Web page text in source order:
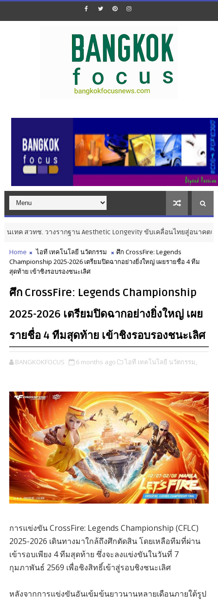
วทช. วางรากฐาน Aesthetic Longevity ขับเคลื่อนไทยสู่อนาคตเศรษฐกิจ
Home ไอที เทคโนโลยี นวัตกรรม
ศึก CrossFire: Legends
Championship 2025-2026 เตรียมปิดฉากอย่างยิ่งใหญ่ เผยรายชื่อ 4 ทีม
สุดท้าย เข้าชิงรอบรองชนะเลิศ
ศึก CrossFire: Legends Championship
2025-2026 เตรียมปิดฉากอย่างยิ่งใหญ่ เผย
รายชื่อ 4 ทีมสุดท้าย เข้าชิงรอบรองชนะเลิศ
BANGKOKFOCUS 6 months ago ไอที เทคโนโลยี นวัตกรรม,
การแข่งขัน CrossFire: Legends Championship (CFLC)
2025-2026 เดินทางมาใกล้ถึงศึกตัดสิน โดยเหลือทีมที่ผ่าน
เข้ารอบเพียง 4 ทีมสุดท้าย ซึ่งจะลงแข่งขันในวันที่ 7
กุมภาพันธ์ 2569 เพื่อชิงสิทธิ์เข้าสู่รอบชิงชนะเลิศ
หลังจากการแข่งขันอันเข้มข้นยาวนานหลายเดือนภายใต้รูป